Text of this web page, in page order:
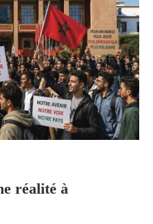
réalité à